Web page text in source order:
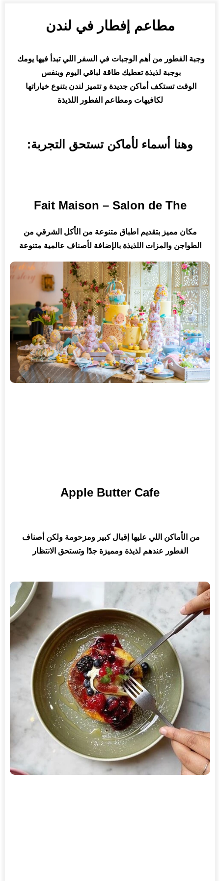
مطاعم إفطار في لندن
بوجبة لذيذة تعطيك طاقة لباقي اليوم وبنفس
الوقت تستكف أماكن جديدة و تتميز لندن بتنوع خياراتها
لكافيهات ومطاعم الفطور اللذيذة
وهنا أسماء لأماكن تستحق التجربة:
Fait Maison – Salon de The
مكان مميز بتقديم اطباق متنوعة من الأكل الشرقي من
الطواجن والمزات اللذيذة بالإضافة لأصناف عالمية متنوعة
Apple Butter Cafe
من الأماكن اللي عليها إقبال كبير ومزحومة
الفطور عندهم لذيذة ومميزة جدًا وتستحق الانتظار